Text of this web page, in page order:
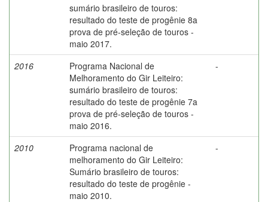
sumário brasileiro de touros:
resultado do teste de progênie 8a
prova de pré-seleção de touros -
maio 2017.
2016
Programa Nacional de
Melhoramento do Gir Leiteiro:
sumário brasileiro de touros:
resultado do teste de progênie 7a
prova de pré-seleção de touros -
maio 2016.
-
2010
Programa nacional de
melhoramento do Gir Leiteiro:
Sumário brasileiro de touros:
resultado do teste de progênie -
maio 2010.
-